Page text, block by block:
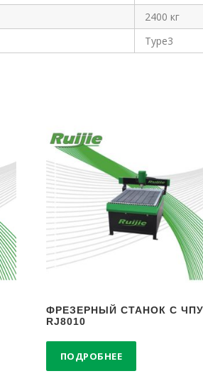
2400 кг
Type3
ФРЕЗЕРНЫЙ СТАНОК С ЧПУ
RJ8010
ПОДРОБНЕЕ